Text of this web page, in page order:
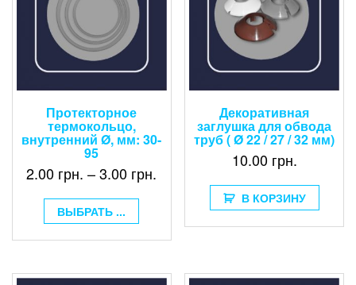
Протекторное
термокольцо,
внутренний Ø, мм: 30-
95
2.00 грн. –3.00 грн.
ВЫБРАТЬ ...
Декоративная
заглушка для обвода
труб ( Ø 22 / 27 / 32 мм)
10.00 грн.
В КОРЗИНУ